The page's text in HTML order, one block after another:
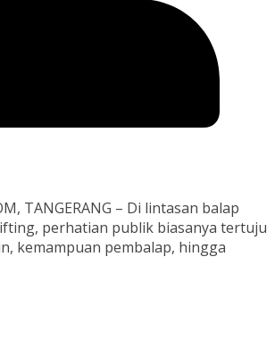
TANGERANG – Di lintasan balap
perhatian publik biasanya tertuju
kemampuan pembalap, hingga